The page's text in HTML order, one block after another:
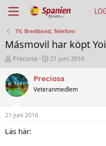
TV, Bredband, Telefoni
Másmovil har köpt
T
h
r
e
a
s
t
a
Preciosa
S
t
a
t
21 juni 2016
Preciosa
Veteranmedlem
21 juni 2016
Läs här: